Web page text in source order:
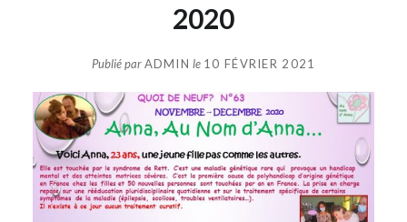
2020
Publié parADMIN le 10 FÉVRIER 2021